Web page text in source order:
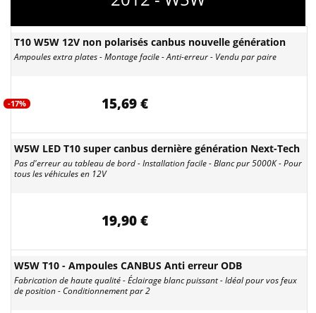
T10 W5W 12V non polarisés canbus nouvelle génération
Ampoules extra plates - Montage facile - Anti-erreur - Vendu par paire
-17% 15,69 €
W5W LED T10 super canbus dernière génération Next-Tech
Pas d'erreur au tableau de bord - Installation facile - Blanc pur 5000K - Pour
tous les véhicules en 12V
19,90 €
W5W T10 - Ampoules CANBUS Anti erreur ODB
Fabrication de haute qualité - Éclairage blanc puissant - Idéal pour vos feux
de position - Conditionnement par 2